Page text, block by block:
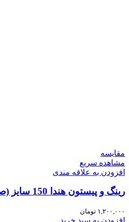
مقایسه
مشاهده سریع
افزودن به علاقه مندی
رینگ و پیستون هندا 150 سایز (صفر) تکنیک
۱,۲۰۰,۰۰۰ تومان
افزودن به سبد خرید